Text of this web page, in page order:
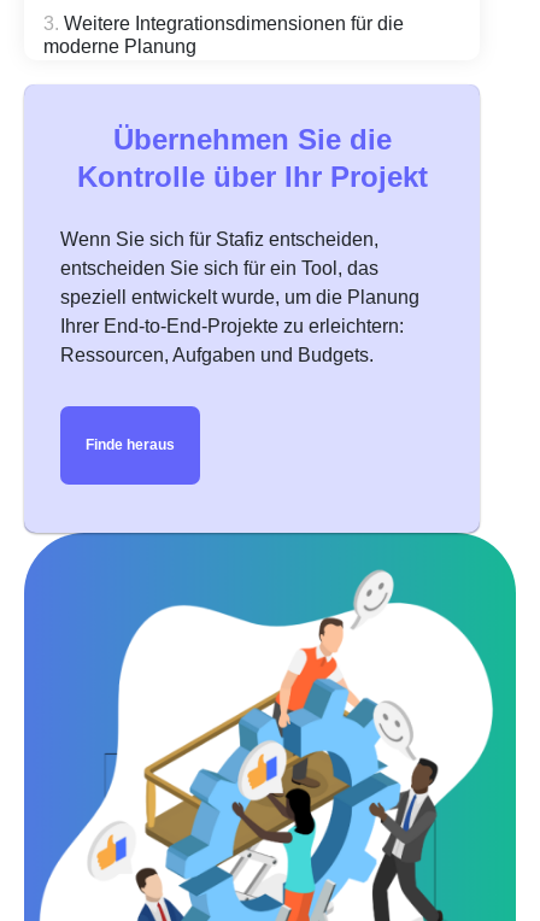
Weitere Integrationsdimensionen für die
moderne Planung
Die Dimensionen des Anstiegs und des
Die Governance-Dimension
Die haushaltspolitische Dimension
Was waren die Schritte bei einer
Projektplanung?
Wie sieht es mit dem Projektplan im Kontext
der Transformation aus?
Übernehmen Sie die
Kontrolle über Ihr Projekt
Wenn Sie sich für Stafiz entscheiden,
entscheiden Sie sich für ein Tool, das
speziell entwickelt wurde, um die Planung
Ihrer End-to-End-Projekte zu erleichtern:
Ressourcen, Aufgaben und Budgets.
Finde heraus